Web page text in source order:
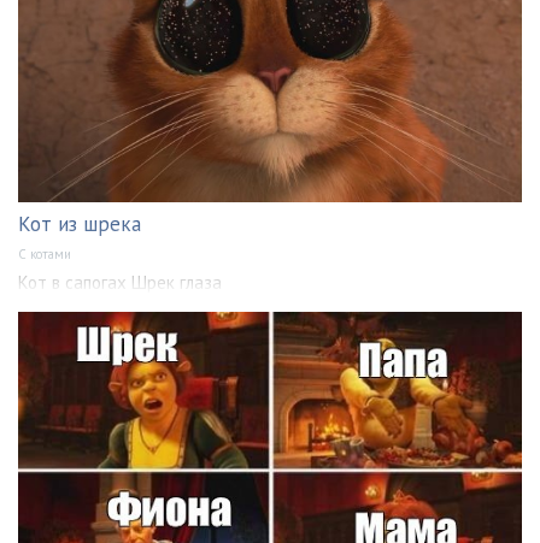
Кот из шрека
С котами
Кот в сапогах Шрек глаза